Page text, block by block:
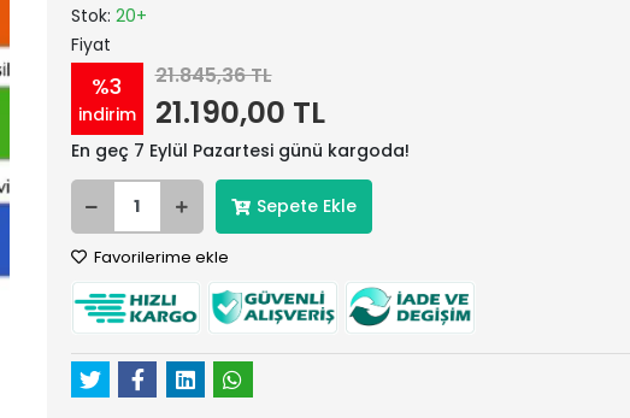
Stok: 20+
Fiyat
%3
indirim
21.845,36 TL
21.190,00 TL
En geç 7 Eylül Pazartesi günü kargoda!
Sepete Ekle
Favorilerime ekle